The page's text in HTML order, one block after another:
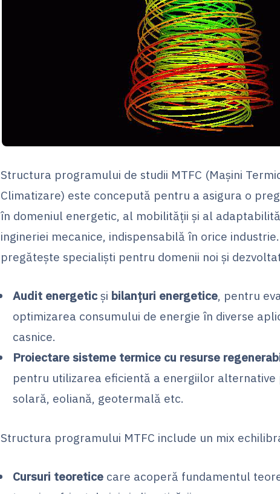
Structura programului de studii MTFC (Mașini
Climatizare) este concepută pentru a asigura o
în domeniul energetic, al mobilității și al
ingineriei mecanice, indispensabilă în orice
pregătește specialiști pentru domenii noi și
Audit energetic și bilanțuri energetice, pentru
optimizarea consumului de energie în diverse
casnice.
Proiectare sisteme termice cu resurse
pentru utilizarea eficientă a energiilor alternative
solară, eoliană, geotermală etc.
Structura programului MTFC include un mix
Cursuri teoretice care acoperă fundamentul